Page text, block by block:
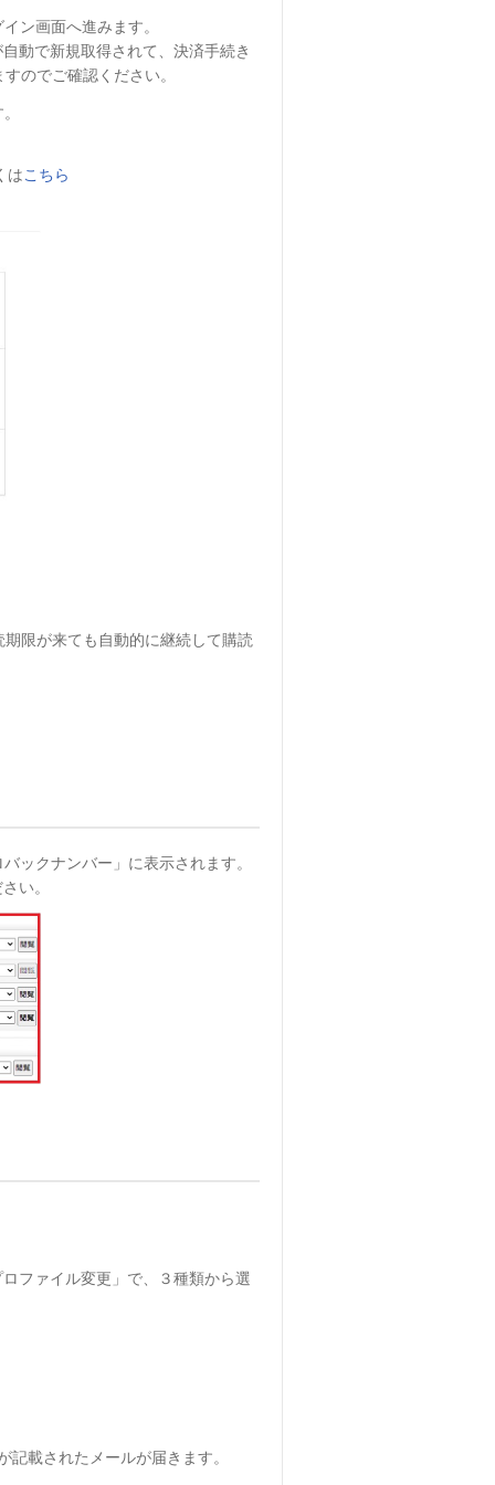
ン画面へ進みます。
動で新規取得されて、決済手続き
のでご確認ください。
はこちら
限が来ても自動的に継続して購読
ックナンバー」に表示されます。
い。
ファイル変更」で、３種類から選
載されたメールが届きます。